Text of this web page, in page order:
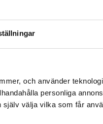
och använder
personliga
välja vilka som får
till
ut i
Hem & Hyra